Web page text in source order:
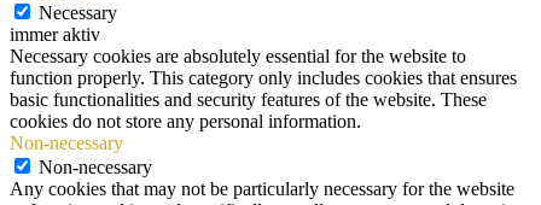
Necessary
immer aktiv
Necessary cookies are absolutely essential for the website to
function properly. This category only includes cookies that ensures
basic functionalities and security features of the website. These
cookies do not store any personal information.
Non-necessary
Non-necessary
Any cookies that may not be particularly necessary for the website